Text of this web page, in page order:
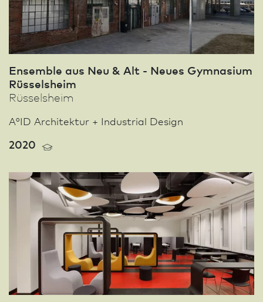
Ensemble aus Neu & Alt - Neues Gymnasium
Rüssels­heim
Rüssels­heim
A°ID Archi­tektur + Industrial Design
2020